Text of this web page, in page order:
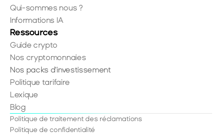
Qui-sommes nous ?
Informations IA
Ressources
Guide crypto
Nos cryptomonnaies
Nos packs d'investissement
Politique tarifaire
Lexique
Blog
Politique de traitement des réclamations
Politique de confidentialité